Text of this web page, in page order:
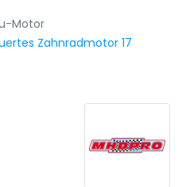
Motor
Zahnradmotor 17